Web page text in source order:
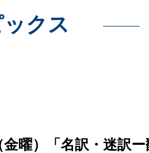
クス
曜）「名訳・迷訳